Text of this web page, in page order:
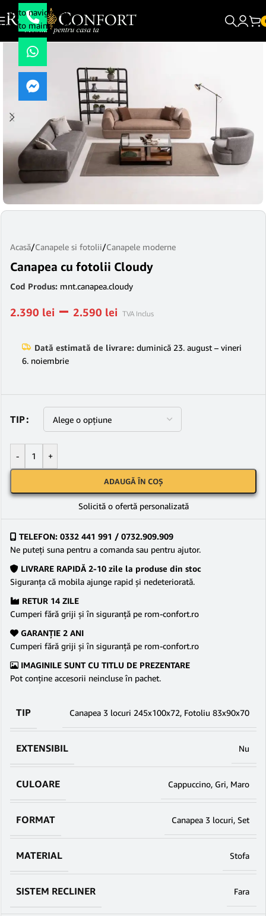
Skip to navigation
Skip to main content
Acasă/Canapele si fotolii/Canapele moderne
Canapea cu fotolii Cloudy
Cod Produs: mnt.canapea.cloudy
2.390 lei – 2.590 lei TVA Inclus
Dată estimată de livrare: duminică 23. august – vineri
6. noiembrie
TIP
- +
ADAUGĂ ÎN COȘ
Solicită o ofertă personalizată
TELEFON: 0332 441 991 / 0732.909.909
Ne puteţi suna pentru a comanda sau pentru ajutor.
LIVRARE RAPIDĂ 2-10 zile la produse din stoc
Siguranţa că mobila ajunge rapid şi nedeteriorată.
RETUR 14 ZILE
Cumperi fără griji şi în siguranţă pe rom-confort.ro
GARANŢIE 2 ANI
Cumperi fără griji şi în siguranţă pe rom-confort.ro
IMAGINILE SUNT CU TITLU DE PREZENTARE
Pot conține accesorii neincluse în pachet.
TIP Canapea 3 locuri 245x100x72, Fotoliu 83x90x70
EXTENSIBIL Nu
CULOARE Cappuccino, Gri, Maro
FORMAT Canapea 3 locuri, Set
MATERIAL Stofa
SISTEM RECLINER Fara